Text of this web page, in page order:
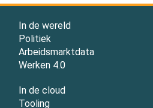
In de wereld
Politiek
Arbeidsmarktdata
Werken 4.0
In de cloud
Tooling